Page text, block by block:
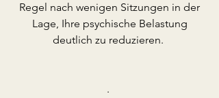
Regel nach wenigen Sitzungen in der
Lage, Ihre psychische Belastung
deutlich zu reduzieren.
.